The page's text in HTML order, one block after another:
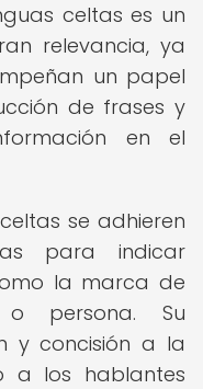
celtas es un
relevancia, ya
un papel
de frases y
en el
se adhieren
para indicar
la marca de
o persona. Su
y concisión a la
a los hablantes